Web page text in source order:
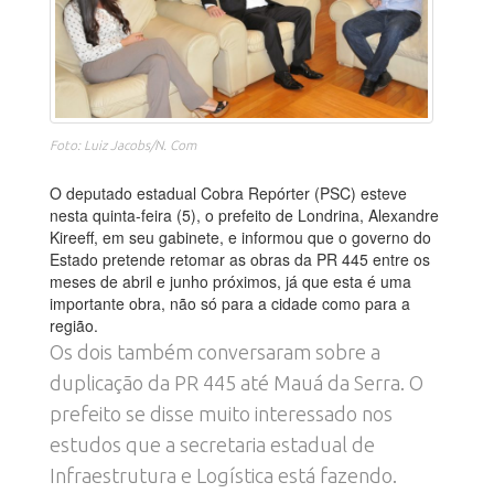
Foto: Luiz Jacobs/N. Com
O deputado estadual Cobra Repórter (PSC) esteve
nesta quinta-feira (5), o prefeito de Londrina, Alexandre
Kireeff, em seu gabinete, e informou que o governo do
Estado pretende retomar as obras da PR 445 entre os
meses de abril e junho próximos, já que esta é uma
importante obra, não só para a cidade como para a
região.
Os dois também conversaram sobre a
duplicação da PR 445 até Mauá da Serra. O
prefeito se disse muito interessado nos
estudos que a secretaria estadual de
Infraestrutura e Logística está fazendo.